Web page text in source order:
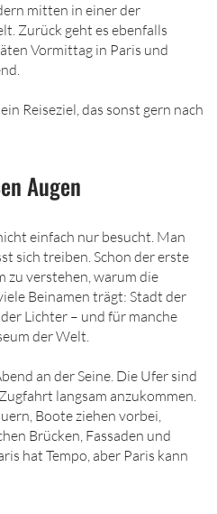
mitten in einer der
Zurück geht es ebenfalls
Vormittag in Paris und
Reiseziel, das sonst gern nach
Augen
einfach nur besucht. Man
sich treiben. Schon der erste
zu verstehen, warum die
Beinamen trägt: Stadt der
Lichter – und für manche
der Welt.
an der Seine. Die Ufer sind
langsam anzukommen.
Boote ziehen vorbei,
Brücken, Fassaden und
hat Tempo, aber Paris kann